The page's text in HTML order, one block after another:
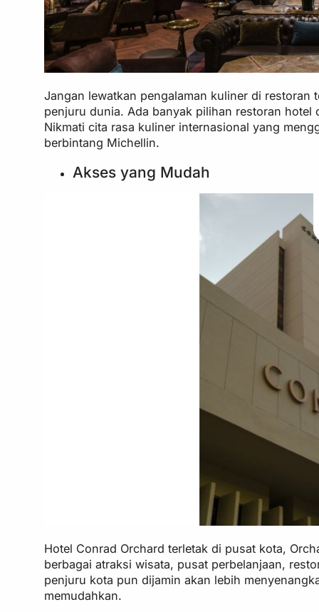
Jangan lewatkan pengalaman kuliner di
penjuru dunia. Ada banyak pilihan restoran hotel
Nikmati cita rasa kuliner internasional yang
berbintang Michellin.
Akses yang Mudah
Hotel Conrad Orchard terletak di pusat kota,
berbagai atraksi wisata, pusat perbelanjaan,
penjuru kota pun dijamin akan lebih
memudahkan.